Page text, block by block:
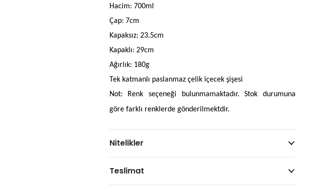
Hacim: 700ml
Çap: 7cm
Kapaksız: 23.5cm
Kapaklı: 29cm
Ağırlık: 180g
Tek katmanlı paslanmaz çelik içecek şişesi
Not: Renk seçeneği bulunmamaktadır. Stok durumuna
göre farklı renklerde gönderilmektdir.
Nitelikler
Teslimat